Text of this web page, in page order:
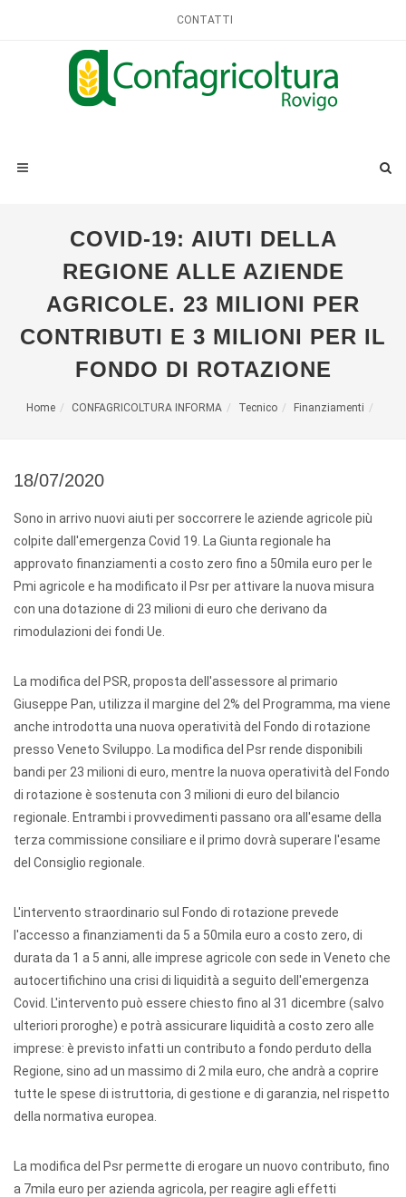
CONTATTI
COVID-19: AIUTI DELLA
REGIONE ALLE AZIENDE
AGRICOLE. 23 MILIONI PER
CONTRIBUTI E 3 MILIONI PER IL
FONDO DI ROTAZIONE
Home CONFAGRICOLTURA INFORMA Tecnico Finanziamenti
18/07/2020
Sono in arrivo nuovi aiuti per soccorrere le aziende agricole più
colpite dall'emergenza Covid 19. La Giunta regionale ha
approvato finanziamenti a costo zero fino a 50mila euro per le
Pmi agricole e ha modificato il Psr per attivare la nuova misura
con una dotazione di 23 milioni di euro che derivano da
rimodulazioni dei fondi Ue.
La modifica del PSR, proposta dell'assessore al primario
Giuseppe Pan, utilizza il margine del 2% del Programma, ma viene
anche introdotta una nuova operatività del Fondo di rotazione
presso Veneto Sviluppo. La modifica del Psr rende disponibili
bandi per 23 milioni di euro, mentre la nuova operatività del Fondo
di rotazione è sostenuta con 3 milioni di euro del bilancio
regionale. Entrambi i provvedimenti passano ora all'esame della
terza commissione consiliare e il primo dovrà superare l'esame
del Consiglio regionale.
L'intervento straordinario sul Fondo di rotazione prevede
l'accesso a finanziamenti da 5 a 50mila euro a costo zero, di
durata da 1 a 5 anni, alle imprese agricole con sede in Veneto che
autocertifichino una crisi di liquidità a seguito dell'emergenza
Covid. L'intervento può essere chiesto fino al 31 dicembre (salvo
ulteriori proroghe) e potrà assicurare liquidità a costo zero alle
imprese: è previsto infatti un contributo a fondo perduto della
Regione, sino ad un massimo di 2 mila euro, che andrà a coprire
tutte le spese di istruttoria, di gestione e di garanzia, nel rispetto
della normativa europea.
La modifica del Psr permette di erogare un nuovo contributo, fino
a 7mila euro per azienda agricola, per reagire agli effetti